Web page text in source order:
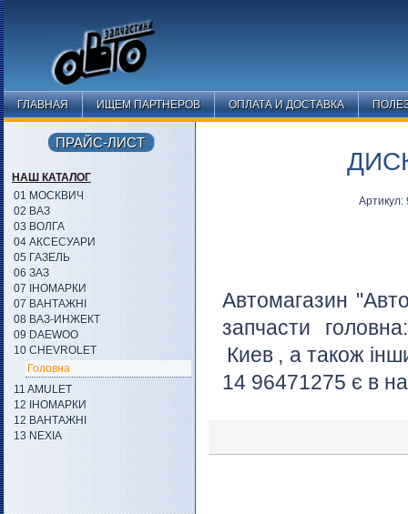
ГЛАВНАЯ ИЩЕМ ПАРТНЕРОВ ОПЛАТА И ДОСТАВКА
Автомагазин
запчасти
Киев , а також
14 96471275 є в
ПРАЙС-ЛИСТ
НАШ КАТАЛОГ
01 МОСКВИЧ
02 ВАЗ
03 ВОЛГА
04 АКСЕСУАРИ
05 ГАЗЕЛЬ
06 ЗАЗ
07 ІНОМАРКИ
07 ВАНТАЖНІ
08 ВАЗ-ИНЖЕКТ
09 DAEWOO
10 CHEVROLET
Головна
11 AMULET
12 ІНОМАРКИ
12 ВАНТАЖНІ
13 NEXIA